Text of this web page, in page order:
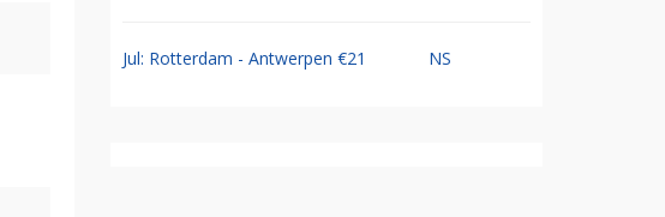
Jul: Rotterdam - Antwerpen €21 NS